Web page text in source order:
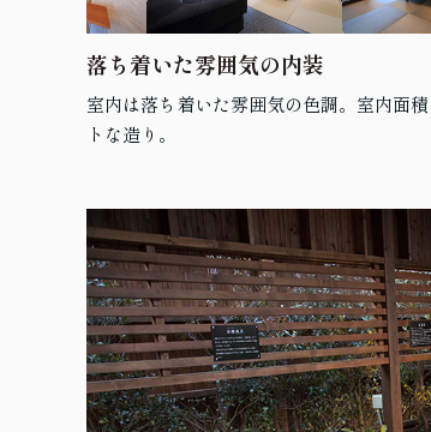
落ち着いた雰囲気の内装
室内は落ち着いた雰囲気の色調。室内面
トな造り。